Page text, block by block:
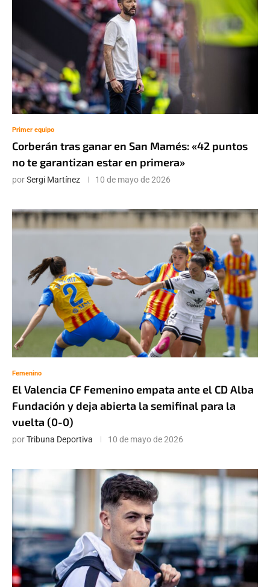
Primer equipo
Corberán tras ganar en San Mamés: «42 puntos
no te garantizan estar en primera»
porSergi Martínez 10 de mayo de 2026
Femenino
El Valencia CF Femenino empata ante el CD Alba
Fundación y deja abierta la semifinal para la
vuelta (0-0)
porTribuna Deportiva 10 de mayo de 2026